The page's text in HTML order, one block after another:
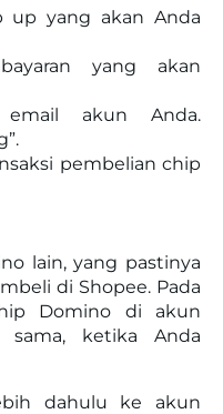
up yang akan Anda
yang akan
akun Anda.
pembelian chip
lain, yang pastinya
di Shopee. Pada
Domino di akun
ketika Anda
dahulu ke akun